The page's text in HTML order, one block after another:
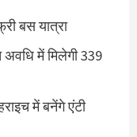
बस यात्रा
अवधि में मिलेगी 339
में बनेंगे एंटी